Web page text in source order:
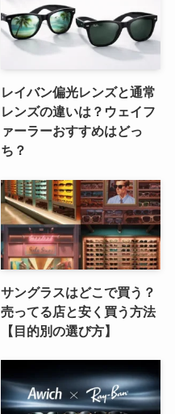
レイバン偏光レンズと通常
レンズの違いは？ウェイフ
ァーラーおすすめはどっ
ち？
サングラスはどこで買う？
売ってる店と安く買う方法
【目的別の選び方】